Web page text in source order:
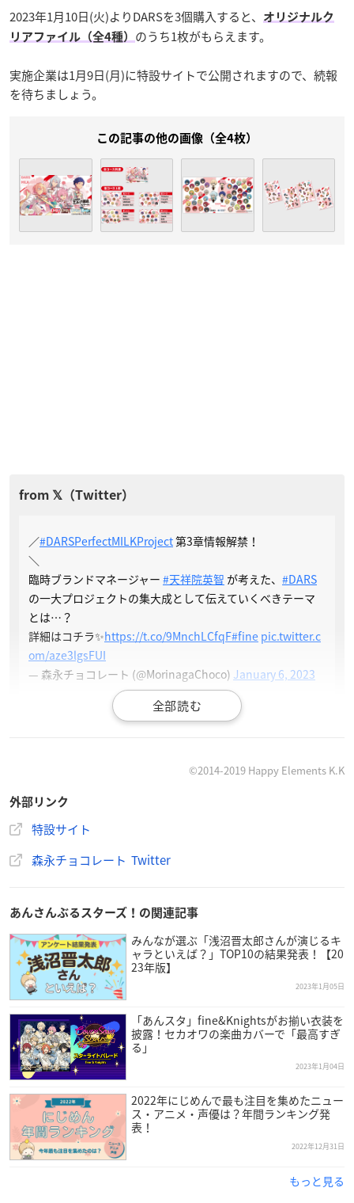
2023年1月10日(火)よりDARSを3個購入すると、
オリジナルク
リアファイル（全4種） のうち1枚がもらえます。
実施企業は1月9日(月)に特設サイトで公開されますので、続報
を待ちましょう。
この記事の他の画像（全4枚）
／#DARSPerfectMILKProject第3章情報解禁！
＼
臨時ブランドマネージャー #天祥院英智 が考えた、 #DARS
の一大プロジェクトの集大成として伝えていくべきテーマ
とは…？
詳細はコチラ✨https://t.co/9MnchLCfqF#fine pic.twitter.c
om/aze3lgsFUI
— 森永チョコレート (@MorinagaChoco) January 6, 2023
©2014-2019 Happy Elements K.K
外部リンク
特設サイト
森永チョコレート Twitter
あんさんぶるスターズ！の関連記事
みんなが選ぶ「浅沼晋太郎さんが演じるキ
ャラといえば？」TOP10の結果発表！【20
23年版】
2023年1月05日
「あんスタ」fine&Knightsがお揃い衣装を
披露！セカオワの楽曲カバーで「最高すぎ
る」
2023年1月04日
2022年にじめんで最も注目を集めたニュー
ス・アニメ・声優は？年間ランキング発
表！
2022年12月31日
もっと見る